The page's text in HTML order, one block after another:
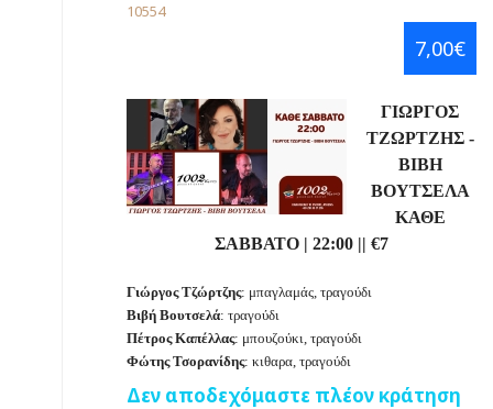
10554
7,00€
ΓΙΩΡΓΟΣ
ΤΖΩΡΤΖΗΣ -
ΒΙΒΗ
ΒΟΥΤΣΕΛΑ
ΚΑΘΕ
ΣΑΒΒΑΤΟ | 22:00 || €7
Γιώργος Τζώρτζης: μπαγλαμάς, τραγούδι
Βιβή Βουτσελά: τραγούδι
Πέτρος Καπέλλας: μπουζούκι, τραγούδι
Φώτης Τσορανίδης: κιθαρα, τραγούδι
Δεν αποδεχόμαστε πλέον κράτηση